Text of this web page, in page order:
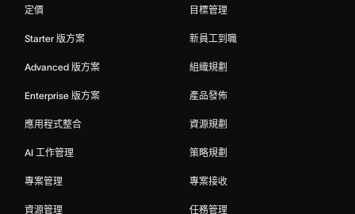
定價
Starter 版方案
Advanced 版方案
Enterprise 版方案
應用程式整合
AI 工作管理
專案管理
資源管理
目標管理
新員工到職
組織規劃
產品發佈
資源規劃
策略規劃
專案接收
任務管理